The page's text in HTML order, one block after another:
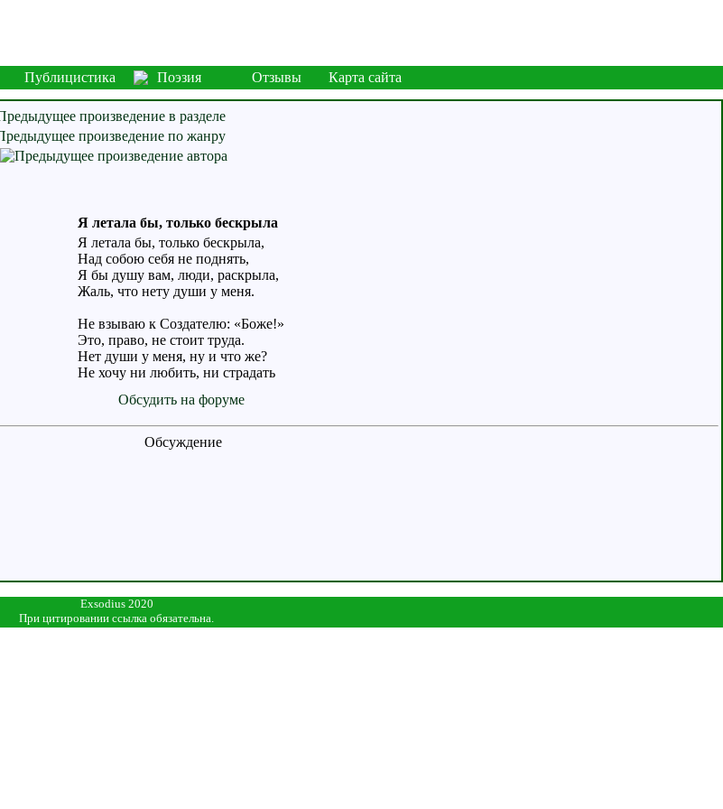
Публицистика Поэзия Отзывы
Карта сайта
Я летала бы, только бескрыла
Я летала бы, только бескрыла,
Над собою себя не поднять,
Я бы душу вам, люди, раскрыла,
Жаль, что нету души у меня.
Не взываю к Создателю: «Боже!»
Это, право, не стоит труда.
Нет души у меня, ну и что же?
Не хочу ни любить, ни страдать
Обсудить на форуме
Обсуждение
Exsodius 2020
При цитировании ссылка обязательна.